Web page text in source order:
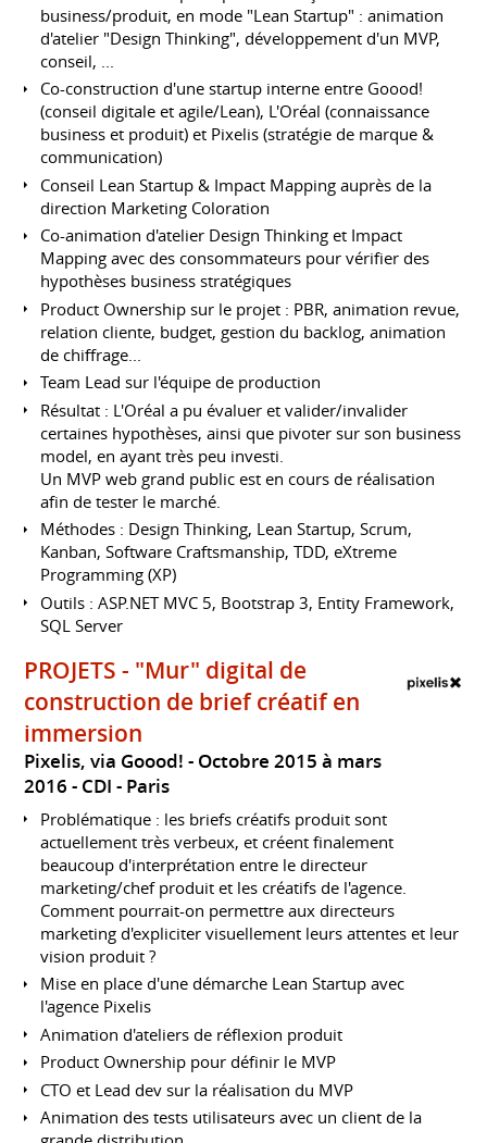
business/produit, en mode "Lean Startup" : animation
d'atelier "Design Thinking", développement d'un MVP,
conseil, ...
Co-construction d'une startup interne entre Goood!
(conseil digitale et agile/Lean), L'Oréal (connaissance
business et produit) et Pixelis (stratégie de marque &
communication)
Conseil Lean Startup & Impact Mapping auprès de la
direction Marketing Coloration
Co-animation d'atelier Design Thinking et Impact
Mapping avec des consommateurs pour vérifier des
hypothèses business stratégiques
Product Ownership sur le projet : PBR, animation revue,
relation cliente, budget, gestion du backlog, animation
de chiffrage...
Team Lead sur l'équipe de production
Résultat : L'Oréal a pu évaluer et valider/invalider
certaines hypothèses, ainsi que pivoter sur son business
model, en ayant très peu investi.
Un MVP web grand public est en cours de réalisation
afin de tester le marché.
Méthodes : Design Thinking, Lean Startup, Scrum,
Kanban, Software Craftsmanship, TDD, eXtreme
Programming (XP)
Outils : ASP.NET MVC 5, Bootstrap 3, Entity Framework,
SQL Server
PROJETS - "Mur" digital de
construction de brief créatif en
immersion
Pixelis, via Goood!
Octobre 2015 à mars
2016 CDI Paris
Problématique : les briefs créatifs produit sont
actuellement très verbeux, et créent finalement
beaucoup d'interprétation entre le directeur
marketing/chef produit et les créatifs de l'agence.
Comment pourrait-on permettre aux directeurs
marketing d'expliciter visuellement leurs attentes et leur
vision produit ?
Mise en place d'une démarche Lean Startup avec
l'agence Pixelis
Animation d'ateliers de réflexion produit
Product Ownership pour définir le MVP
CTO et Lead dev sur la réalisation du MVP
Animation des tests utilisateurs avec un client de la